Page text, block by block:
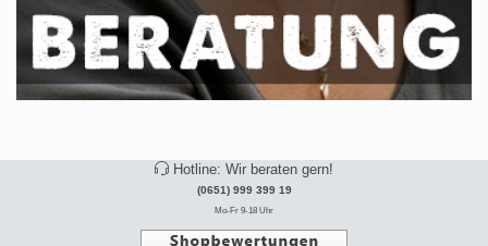
Hotline: Wir beraten gern!
(0651) 999 399 19
Mo-Fr 9-18 Uhr